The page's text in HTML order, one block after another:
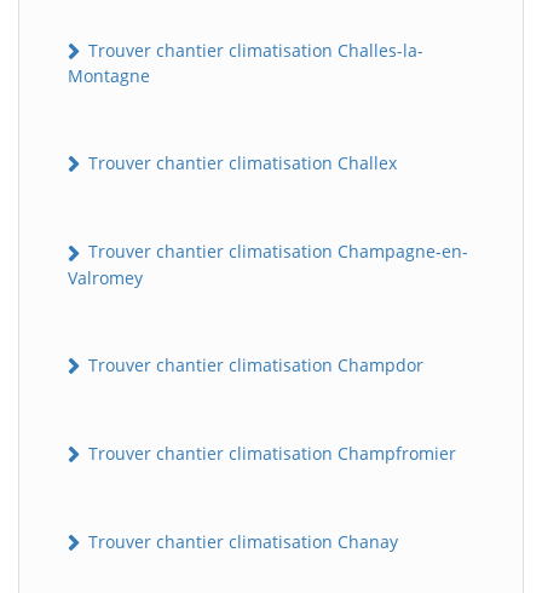
Trouver chantier climatisation Challes-la-
Montagne
Trouver chantier climatisation Challex
Trouver chantier climatisation Champagne-en-
Valromey
Trouver chantier climatisation Champdor
Trouver chantier climatisation Champfromier
Trouver chantier climatisation Chanay